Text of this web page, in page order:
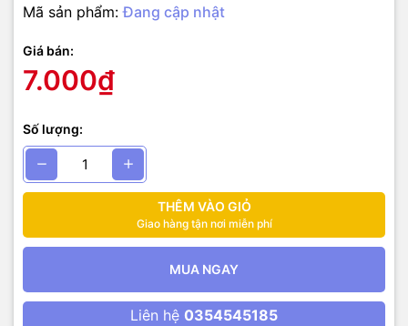
Mã sản phẩm: Đang cập nhật
Giá bán:
7.000₫
Số lượng:
THÊM VÀO GIỎ
Giao hàng tận nơi miễn phí
MUA NGAY
Liên hệ 0354545185